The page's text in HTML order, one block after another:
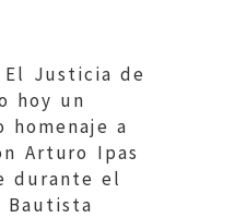
Justicia de
hoy un
a
Arturo Ipas
durante el
Bautista